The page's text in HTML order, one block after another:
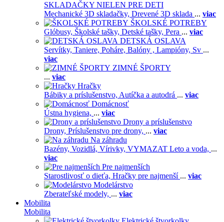
SKLADAČKY NIELEN PRE DETI
Mechanické 3D skladačky, Drevené 3D sklada ... viac
ŠKOLSKÉ POTREBY
Glóbusy, Školské tašky, Detské tašky, Pera ... viac
DETSKÁ OSLAVA
Servítky, Taniere, Poháre, Balóny , Lampióny, Sv ...
viac
ZIMNÉ ŠPORTY
... viac
Hračky
Bábiky a príslušenstvo, Autíčka a autodrá ... viac
Domácnosť
Ústna hygiena, ... viac
Drony a príslušenstvo
Drony, Príslušenstvo pre drony, ... viac
Na záhradu
Bazény, Vozidlá, Vírivky, VYMAZAT Leto a voda, ...
viac
Pre najmenších
Starostlivosť o dieťa, Hračky pre najmenší ... viac
Modelárstvo
Zberateľské modely, ... viac
Mobilita
Mobilita